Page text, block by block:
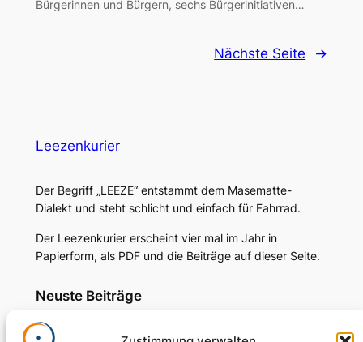
Bürgerinnen und Bürgern, sechs Bürgerinitiativen…
Nächste Seite →
Leezenkurier
Der Begriff „LEEZE“ entstammt dem Masematte-
Dialekt und steht schlicht und einfach für Fahrrad.
Der Leezenkurier erscheint vier mal im Jahr in
Papierform, als PDF und die Beiträge auf dieser Seite.
Neuste Beiträge